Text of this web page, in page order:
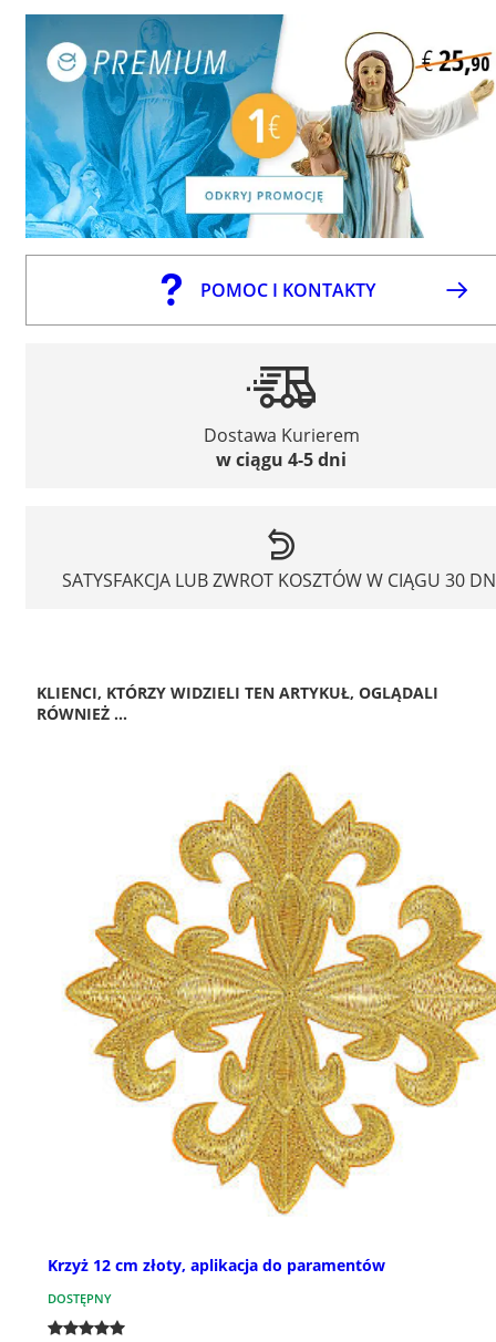
POMOC I KONTAKTY
Dostawa Kurierem
w ciągu 4-5 dni
SATYSFAKCJA LUB ZWROT KOSZTÓW W CIĄGU 30
KLIENCI, KTÓRZY WIDZIELI TEN ARTYKUŁ, OGLĄDALI
RÓWNIEŻ ...
Krzyż 12 cm złoty, aplikacja do paramentów
DOSTĘPNY